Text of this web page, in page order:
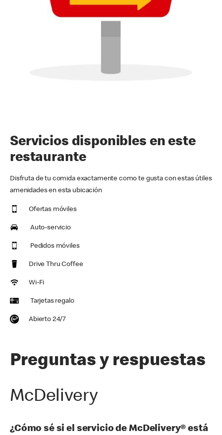
Servicios disponibles en este
restaurante
Disfruta de tu comida exactamente como te gusta con estas útiles
amenidades en esta ubicación
Ofertas móviles
Auto-servicio
Pedidos móviles
Drive Thru Coffee
Wi-Fi
Tarjetas regalo
Abierto 24/7
Preguntas y respuestas
McDelivery
¿Cómo sé si el servicio de McDelivery® está